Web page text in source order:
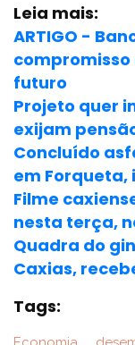
Leia mais:
ARTIGO -
compromisso
futuro
Projeto quer
exijam
Concluído
em Forqueta,
Filme
nesta terça,
Quadra do
Caxias,
Tags: